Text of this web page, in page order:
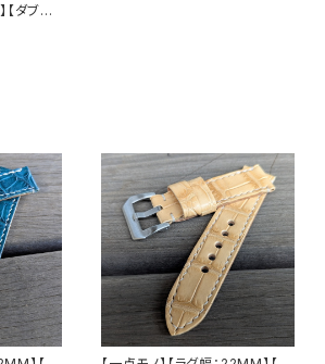
【ダブル
示 ス
水 機械